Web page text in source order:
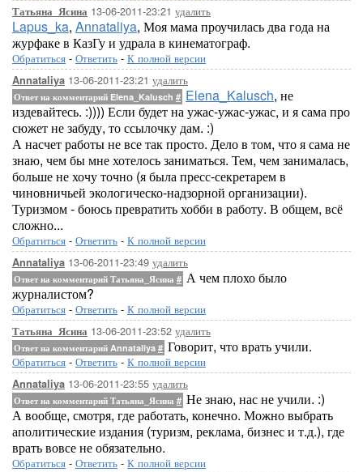
Татьяна_Ясина 13-06-2011-23:21 удалить
Lapus_ka, Annataliya, Моя мама проучилась два года на
журфаке в КазГу и удрала в кинематограф.
Обратиться - Ответить - К полной версии
Annataliya 13-06-2011-23:21 удалить
Ответ на комментарий Elena_Kalusch # Elena_Kalusch, не
издевайтесь. :)))) Если будет на ужас-ужас-ужас, и я сама про
сюжет не забуду, то ссылочку дам. :)
А насчет работы не все так просто. Дело в том, что я сама не
знаю, чем бы мне хотелось заниматься. Тем, чем занималась,
больше не хочу точно (я была пресс-секретарем в
чиновничьей экологическо-надзорной организации).
Туризмом - боюсь превратить хобби в работу. В общем, всё
сложно...
Обратиться - Ответить - К полной версии
Annataliya 13-06-2011-23:49 удалить
Ответ на комментарий Татьяна_Ясина # А чем плохо было
журналистом?
Обратиться - Ответить - К полной версии
Татьяна_Ясина 13-06-2011-23:52 удалить
Ответ на комментарий Annataliya # Говорит, что врать учили.
Обратиться - Ответить - К полной версии
Annataliya 13-06-2011-23:55 удалить
Ответ на комментарий Татьяна_Ясина # Не знаю, нас не учили. :)
А вообще, смотря, где работать, конечно. Можно выбрать
аполитические издания (туризм, реклама, бизнес и т.д.), где
врать вовсе не обязательно.
Обратиться - Ответить - К полной версии